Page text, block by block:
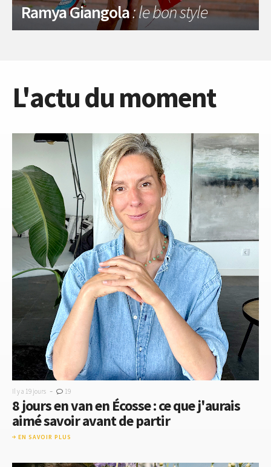
Ramya Giangola: le bon style
L'actu du moment
Il y a 19 jours - 19
8 jours en van en Écosse : ce que j'aurais
aimé savoir avant de partir
EN SAVOIR PLUS